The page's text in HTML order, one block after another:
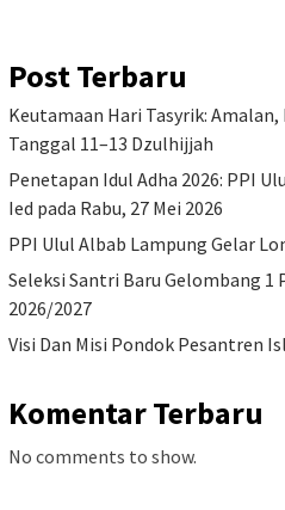
Post Terbaru
Keutamaan Hari Tasyrik: Amalan,
Tanggal 11–13 Dzulhijjah
Penetapan Idul Adha 2026: PPI
Ied pada Rabu, 27 Mei 2026
PPI Ulul Albab Lampung Gelar
Seleksi Santri Baru Gelombang 1
2026/2027
Visi Dan Misi Pondok Pesantren
Komentar Terbaru
No comments to show.